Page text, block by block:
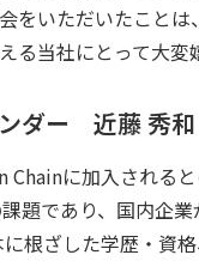
をいただいたこと
当社にとって大変
ダー 近藤 秀和
Chainに加入される
題であり、国内企
根ざした学歴・資